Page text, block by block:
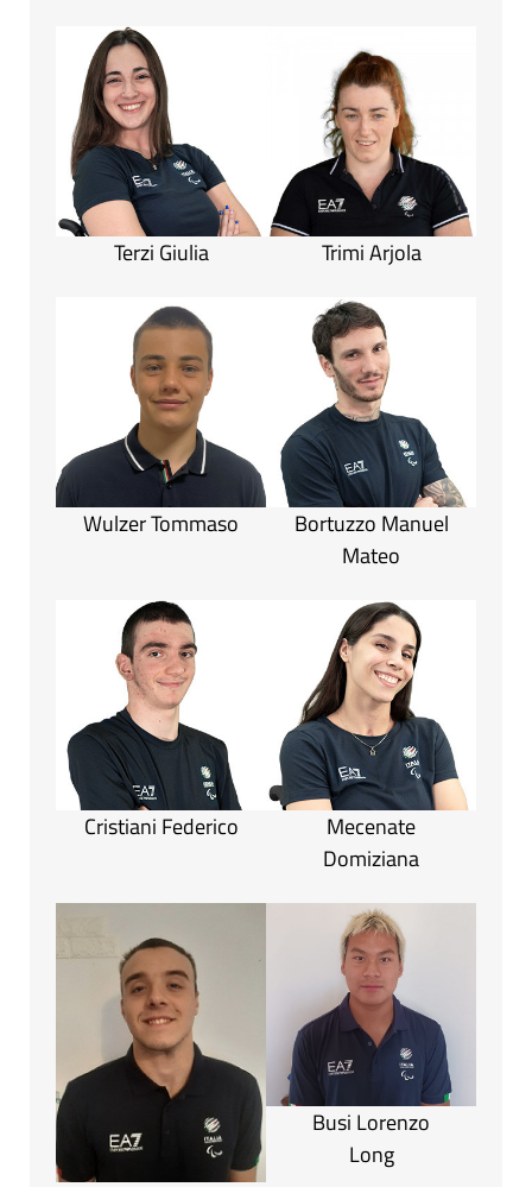
Terzi Giulia Trimi Arjola
Wulzer Tommaso
Bortuzzo Manuel
Mateo
Cristiani Federico
Mecenate
Domiziana
Busi Lorenzo
Long